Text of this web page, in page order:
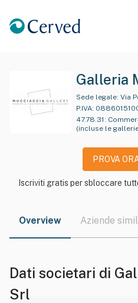
Galleria
Sede legale: Via
P.IVA:
47.78.31 :
(incluse le
PROVA
Iscriviti gratis per sbloccare
Overview Aziende
Dati societari di
Srl